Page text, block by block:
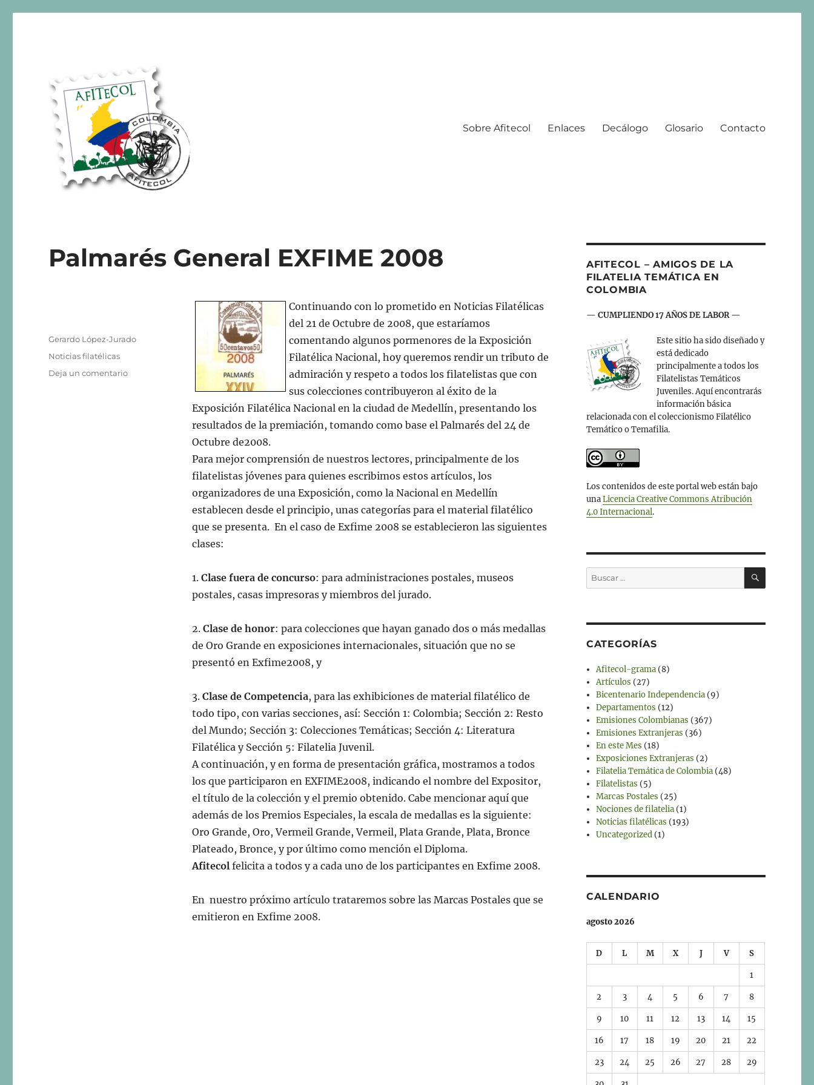
Sobre Afitecol Enlaces Decálogo Glosario Contacto
Palmarés General EXFIME 2008
Continuando con lo prometido en Noticias Filatélicas
del 21 de Octubre de 2008, que estaríamos
comentando algunos pormenores de la Exposición
Filatélica Nacional, hoy queremos rendir un tributo de
admiración y respeto a todos los filatelistas que con
sus colecciones contribuyeron al éxito de la
Exposición Filatélica Nacional en la ciudad de Medellín, presentando los
resultados de la premiación, tomando como base el Palmarés del 24 de
Octubre de2008.
Para mejor comprensión de nuestros lectores, principalmente de los
filatelistas jóvenes para quienes escribimos estos artículos, los
organizadores de una Exposición, como la Nacional en Medellín
establecen desde el principio, unas categorías para el material filatélico
que se presenta. En el caso de Exfime 2008 se establecieron las siguientes
clases:
1. Clase fuera de concurso: para administraciones postales, museos
postales, casas impresoras y miembros del jurado.
2. Clase de honor: para colecciones que hayan ganado dos o más medallas
de Oro Grande en exposiciones internacionales, situación que no se
presentó en Exfime2008, y
3. Clase de Competencia, para las exhibiciones de material filatélico de
todo tipo, con varias secciones, así: Sección 1: Colombia; Sección 2: Resto
del Mundo; Sección 3: Colecciones Temáticas; Sección 4: Literatura
Filatélica y Sección 5: Filatelia Juvenil.
A continuación, y en forma de presentación gráfica, mostramos a todos
los que participaron en EXFIME2008, indicando el nombre del Expositor,
el título de la colección y el premio obtenido. Cabe mencionar aquí que
además de los Premios Especiales, la escala de medallas es la siguiente:
Oro Grande, Oro, Vermeil Grande, Vermeil, Plata Grande, Plata, Bronce
Plateado, Bronce, y por último como mención el Diploma.
Afitecol felicita a todos y a cada uno de los participantes en Exfime 2008.
En nuestro próximo artículo trataremos sobre las Marcas Postales que se
emitieron en Exfime 2008.
Autor
Gerardo López-Jurado
Publicado
Categorías
Noticias filatélicas
Deja un comentarioen
AFITECOL – AMIGOS DE LA
FILATELIA TEMÁTICA EN
COLOMBIA
— CUMPLIENDO 17 AÑOS DE LABOR —
Este sitio ha sido diseñado y
está dedicado
principalmente a todos los
Filatelistas Temáticos
Juveniles. Aquí encontrarás
información básica
relacionada con el coleccionismo Filatélico
Temático o Temafilia.
Los contenidos de este portal web están bajo
unaLicencia Creative Commons Atribución
4.0 Internacional.
Buscar
por:
BUSCAR
CATEGORÍAS
Afitecol-grama (8)
Artículos (27)
Bicentenario Independencia (9)
Departamentos (12)
Emisiones Colombianas (367)
Emisiones Extranjeras (36)
En este Mes (18)
Exposiciones Extranjeras (2)
Filatelia Temática de Colombia (48)
Filatelistas (5)
Marcas Postales (25)
Nociones de filatelia (1)
Noticias filatélicas (193)
Uncategorized (1)
CALENDARIO
agosto 2026
D L M X J V S
1
2 3 4 5 6 7 8
9 10 11 12 13 14 15
16 17 18 19 20 21 22
23 24 25 26 27 28 29